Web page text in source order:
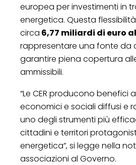
europea per investimenti in
energetica. Questa
circa 6,77 miliardi di euro
rappresentare una fonte da
garantire piena copertura
ammissibili.
“Le CER producono benefici
economici e sociali diffusi e
uno degli strumenti più
cittadini e territori
energetica”, si legge nella
associazioni al Governo.